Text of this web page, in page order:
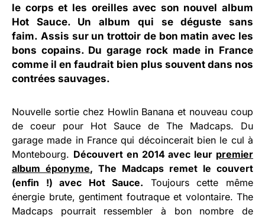
le corps et les oreilles avec son nouvel album
Hot Sauce. Un album qui se déguste sans
faim. Assis sur un trottoir de bon matin avec les
bons copains. Du garage rock made in France
comme il en faudrait bien plus souvent dans nos
contrées sauvages.
Nouvelle sortie chez Howlin Banana et nouveau coup
de coeur pour Hot Sauce de The Madcaps. Du
garage made in France qui décoincerait bien le cul à
Montebourg. Découvert en 2014 avec leur premier
album éponyme, The Madcaps remet le couvert
(enfin !) avec Hot Sauce. Toujours cette même
énergie brute, gentiment foutraque et volontaire. The
Madcaps pourrait ressembler à bon nombre de